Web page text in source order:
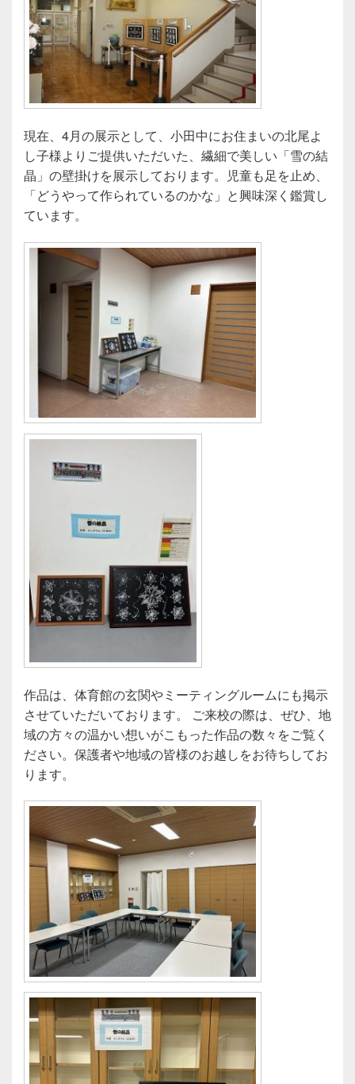
現在、4月の展示として、小田中にお住まいの北尾よ
し子様よりご提供いただいた、繊細で美しい「雪の結
晶」の壁掛けを展示しております。児童も足を止め、
「どうやって作られているのかな」と興味深く鑑賞し
ています。
作品は、体育館の玄関やミーティングルームにも掲示
させていただいております。 ご来校の際は、ぜひ、地
域の方々の温かい想いがこもった作品の数々をご覧く
ださい。保護者や地域の皆様のお越しをお待ちしてお
ります。